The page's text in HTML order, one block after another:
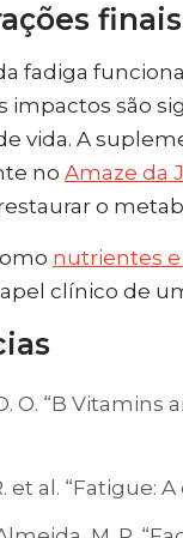
finais
fadiga
impactos são
vida. A
no Amaze da
o
nutrientes e
clínico de
O. “B Vitamins
et al. “Fatigue: